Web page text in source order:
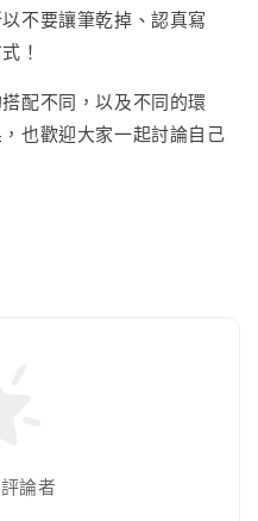
不要讓筆乾掉、認真寫
！
配不同，以及不同的環
也歡迎大家一起討論自己
論者